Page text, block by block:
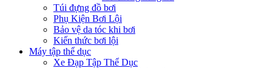
Túi đựng đồ bơi
Phụ Kiện Bơi Lội
Bảo vệ da tóc khi bơi
Kiến thức bơi lội
Máy tập thể dục
Xe Đạp Tập Thể Dục